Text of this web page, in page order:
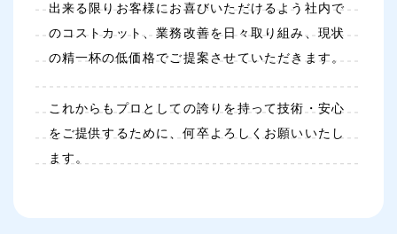
出来る限りお客様にお喜びいただけるよう社内で
のコストカット、業務改善を日々取り組み、現状
の精一杯の低価格でご提案させていただきます。
これからもプロとしての誇りを持って技術・安心
をご提供するために、何卒よろしくお願いいたし
ます。